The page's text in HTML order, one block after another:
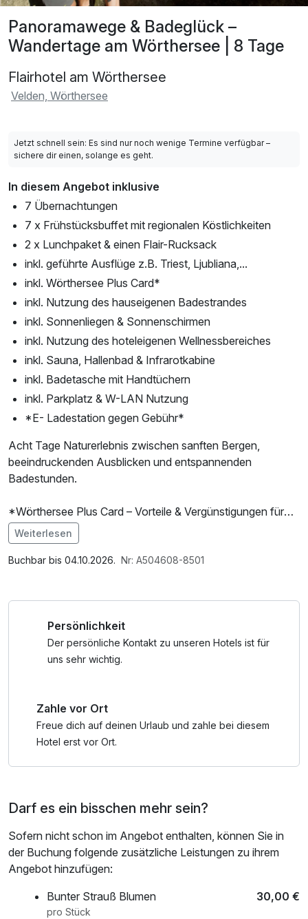
Panoramawege & Badeglück –
Wandertage am Wörthersee | 8 Tage
Flairhotel am Wörthersee
Velden, Wörthersee
Jetzt schnell sein: Es sind nur noch wenige Termine verfügbar –
sichere dir einen, solange es geht.
In diesem Angebot inklusive
7 Übernachtungen
7 x Frühstücksbuffet mit regionalen Köstlichkeiten
2 x Lunchpaket & einen Flair-Rucksack
inkl. geführte Ausflüge z.B. Triest, Ljubliana,...
inkl. Wörthersee Plus Card*
inkl. Nutzung des hauseigenen Badestrandes
inkl. Sonnenliegen & Sonnenschirmen
inkl. Nutzung des hoteleigenen Wellnessbereiches
inkl. Sauna, Hallenbad & Infrarotkabine
inkl. Badetasche mit Handtüchern
inkl. Parkplatz & W-LAN Nutzung
*E- Ladestation gegen Gebühr*
Acht Tage Naturerlebnis zwischen sanften Bergen,
beeindruckenden Ausblicken und entspannenden
Badestunden.
*Wörthersee Plus Card – Vorteile & Vergünstigungen für
viele Erlebnisse:
• Unlimitiert mit der S-Bahn durch die Region
• Stift St. Georgen erleben
• Gerhard-Porsche-Automuseum erkunden
• Im Casino Velden sein Glück probieren
• Weinverkostung mit Kärntner Jause
• Stadtführungen durch Klagenfurt
• Alpaka-Spaziergang erleben
Im Angebot enthalten
Saunabenutzung, Saunatuch, Parkplatz, Nutzung des
Bademantel und -tücher
Weiterlesen
Buchbar bis 04.10.2026. Nr: A504608-8501
Persönlichkeit
Der persönliche Kontakt zu unseren Hotels ist für
uns sehr wichtig.
Zahle vor Ort
Freue dich auf deinen Urlaub und zahle bei diesem
Hotel erst vor Ort.
Darf es ein bisschen mehr sein?
Sofern nicht schon im Angebot enthalten, können Sie in
der Buchung folgende zusätzliche Leistungen zu ihrem
Angebot hinzufügen:
Bunter Strauß Blumen
30,00 €
pro Stück